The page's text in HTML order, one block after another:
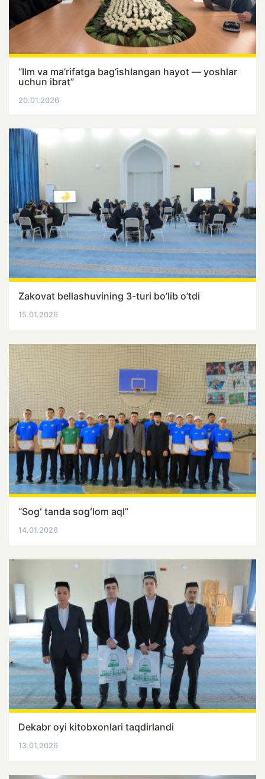
“Ilm va ma’rifatga bag‘ishlangan hayot — yoshlar
uchun ibrat”
20.01.2026
Zakovat bellashuvining 3-turi bo’lib o’tdi
15.01.2026
“Sogʻ tanda sogʻlom aql”
14.01.2026
Dekabr oyi kitobxonlari taqdirlandi
13.01.2026